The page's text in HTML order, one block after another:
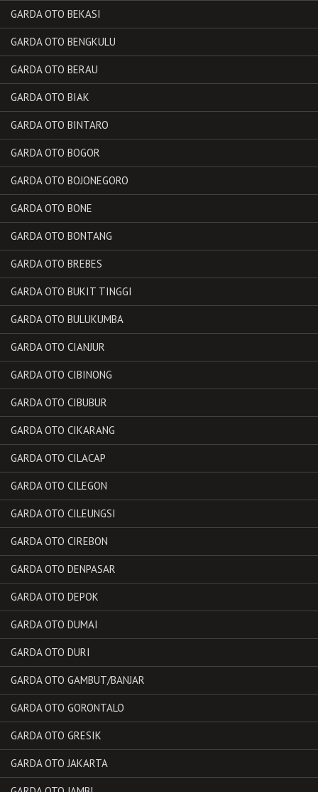
GARDA OTO BEKASI
GARDA OTO BENGKULU
GARDA OTO BERAU
GARDA OTO BIAK
GARDA OTO BINTARO
GARDA OTO BOGOR
GARDA OTO BOJONEGORO
GARDA OTO BONE
GARDA OTO BONTANG
GARDA OTO BREBES
GARDA OTO BUKIT TINGGI
GARDA OTO BULUKUMBA
GARDA OTO CIANJUR
GARDA OTO CIBINONG
GARDA OTO CIBUBUR
GARDA OTO CIKARANG
GARDA OTO CILACAP
GARDA OTO CILEGON
GARDA OTO CILEUNGSI
GARDA OTO CIREBON
GARDA OTO DENPASAR
GARDA OTO DEPOK
GARDA OTO DUMAI
GARDA OTO DURI
GARDA OTO GAMBUT/BANJAR
GARDA OTO GORONTALO
GARDA OTO GRESIK
GARDA OTO JAKARTA